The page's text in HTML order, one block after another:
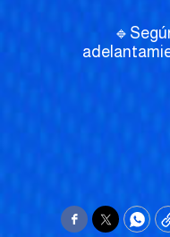
Facebook
Twitter